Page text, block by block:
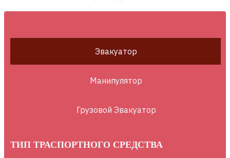
Эвакуатор
Манипулятор
Грузовой Эвакуатор
ТИП ТРАСПОРТНОГО СРЕДСТВА